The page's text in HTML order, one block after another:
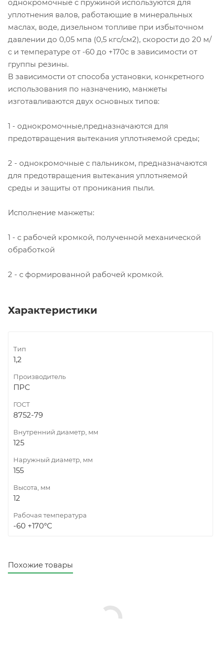
однокромочные с пружиной используются для
уплотнения валов, работающие в минеральных
маслах, воде, дизельном топливе при избыточном
давлении до 0,05 мпа (0,5 кгс/см2), скорости до 20 м/
с и температуре от -60 до +170с в зависимости от
группы резины.
В зависимости от способа установки, конкретного
использования по назначению, манжеты
изготавливаются двух основных типов:
1 - однокромочные,предназначаются для
предотвращения вытекания уплотняемой среды;
2 - однокромочные с пальником, предназначаются
для предотвращения вытекания уплотняемой
среды и защиты от проникания пыли.
Исполнение манжеты:
1 - с рабочей кромкой, полученной механической
обработкой
2 - с формированной рабочей кромкой.
Характеристики
Тип
1,2
Производитель
ПРС
ГОСТ
8752-79
Внутренний диаметр, мм
125
Наружный диаметр, мм
155
Высота, мм
12
Рабочая температура
-60 +170°С
Похожие товары